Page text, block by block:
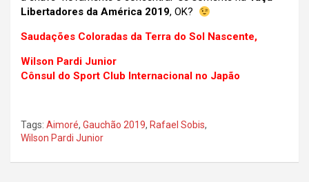
Libertadores da América 2019, OK?
Saudações Coloradas da Terra do Sol Nascente,
Wilson Pardi Junior
Cônsul do Sport Club Internacional no Japão
Tags: Aimoré, Gauchão 2019, Rafael Sobis,
Wilson Pardi Junior